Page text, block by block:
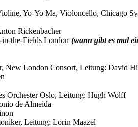
Yo-Yo Ma, Violoncello, Chicago
Rickenbacher
the-Fields London (wann gibt es mal
New London Consort, Leitung: David
Orchester Oslo, Leitung: Hugh Wolff
de Almeida
Leitung: Lorin Maazel